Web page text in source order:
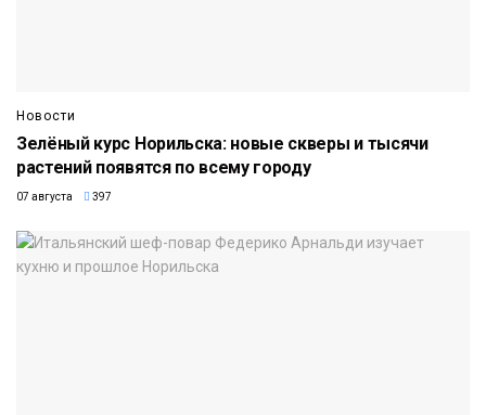
Новости
Зелёный курс Норильска: новые скверы и тысячи
растений появятся по всему городу
07 августа 397